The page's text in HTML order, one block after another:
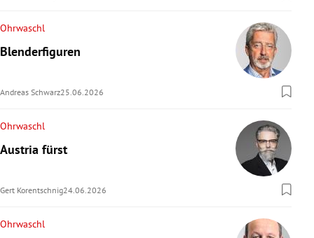
Ohrwaschl
Blenderfiguren
Andreas Schwarz25.06.2026
Ohrwaschl
Austria fürst
Gert Korentschnig24.06.2026
Ohrwaschl